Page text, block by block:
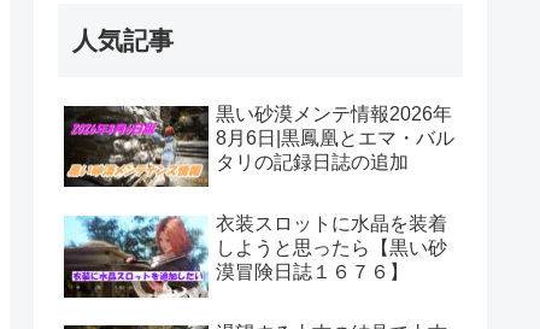
人気記事
黒い砂漠メンテ情報2026年
8月6日|黒鳳凰とエマ・バル
タリの記録日誌の追加
衣装スロットに水晶を装着
しようと思ったら【黒い砂
漠冒険日誌１６７６】